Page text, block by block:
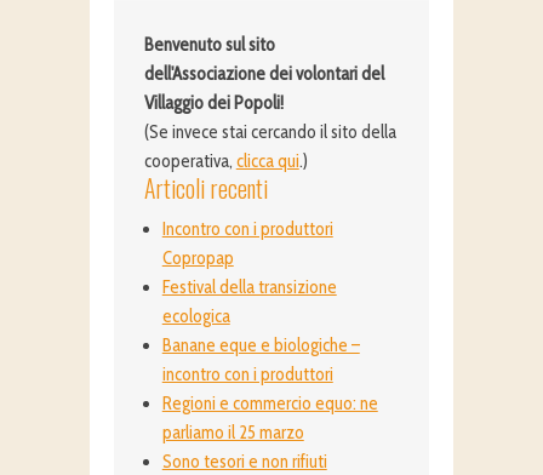
Benvenuto sul sito
dell'Associazione dei volontari del
Villaggio dei Popoli!
(Se invece stai cercando il sito della
cooperativa, clicca qui.)
Articoli recenti
Incontro con i produttori
Copropap
Festival della transizione
ecologica
Banane eque e biologiche –
incontro con i produttori
Regioni e commercio equo: ne
parliamo il 25 marzo
Sono tesori e non rifiuti